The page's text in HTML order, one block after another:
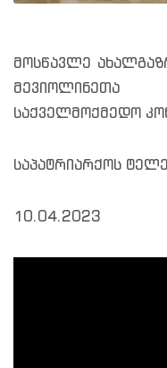
მოსწავლე
საქველმოქმედო
საპატრიარქოს
10.04.2023